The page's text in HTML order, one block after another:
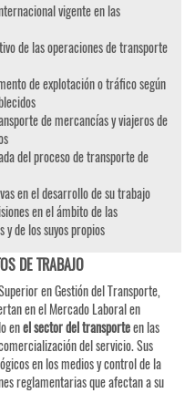
vigente en las
de las operaciones de transporte
de explotación o tráfico según
de mercancías y viajeros de
del proceso de transporte de
en el desarrollo de su trabajo
en el ámbito de las
y de los suyos propios
DE TRABAJO
en Gestión del Transporte,
en el Mercado Laboral en
enel sector del transporteen las
del servicio. Sus
en los medios y control de la
reglamentarias que afectan a su